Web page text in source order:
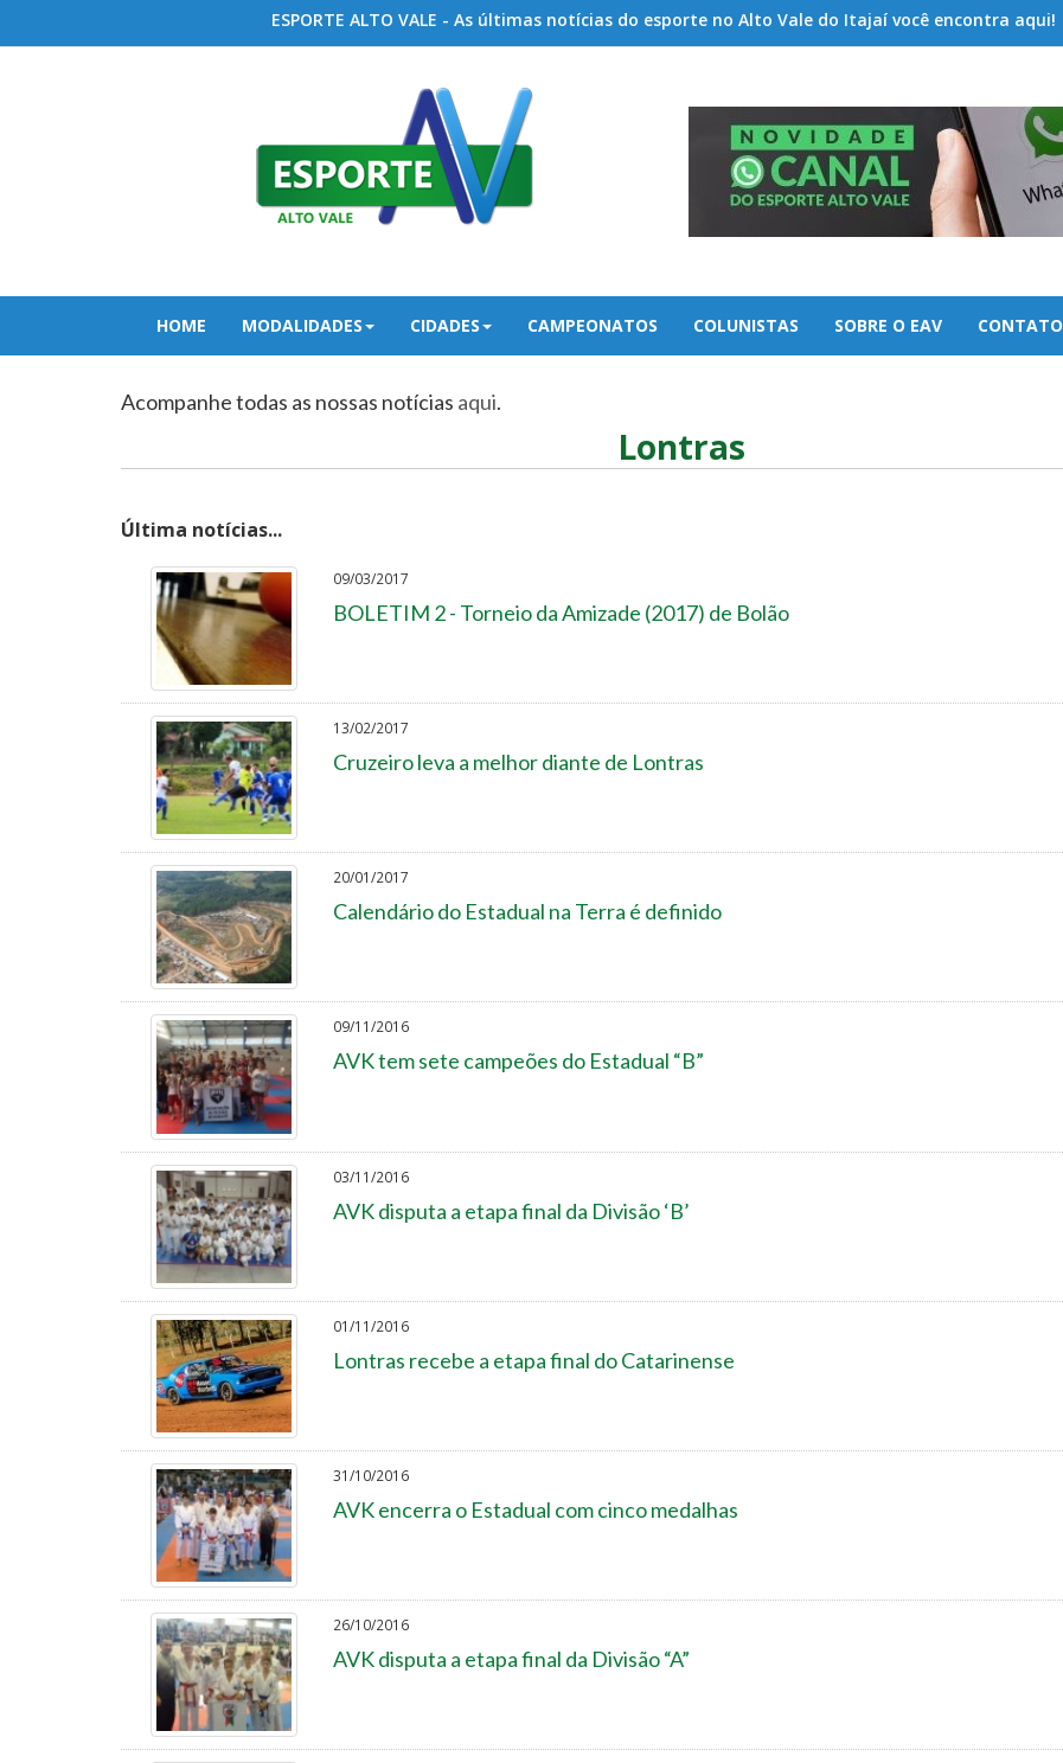
ESPORTE ALTO VALE - As últimas notícias do esporte no Alto Vale do Itajaí você encontra aqui!
HOME MODALIDADES CIDADES CAMPEONATOS COLUNISTAS SOBRE O EAV CONTATO
Acompanhe todas as nossas notícias aqui.
Lontras
Última notícias...
09/03/2017
BOLETIM 2 - Torneio da Amizade (2017) de Bolão
13/02/2017
Cruzeiro leva a melhor diante de Lontras
20/01/2017
Calendário do Estadual na Terra é definido
09/11/2016
AVK tem sete campeões do Estadual “B”
03/11/2016
AVK disputa a etapa final da Divisão ‘B’
01/11/2016
Lontras recebe a etapa final do Catarinense
31/10/2016
AVK encerra o Estadual com cinco medalhas
26/10/2016
AVK disputa a etapa final da Divisão “A”